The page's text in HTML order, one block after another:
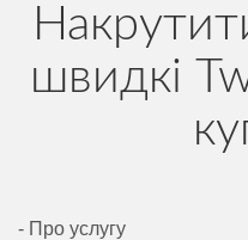
швидкі
- Про услугу